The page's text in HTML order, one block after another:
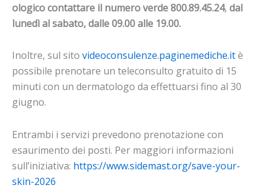
ologico contattare il numero verde 800.89.45.24, dal
lunedì al sabato, dalle 09.00 alle 19.00.
Inoltre, sul sito videoconsulenze.paginemediche.itè
possibile prenotare un teleconsulto gratuito di 15
minuti con un dermatologo da effettuarsi fino al 30
giugno.
Entrambi i servizi prevedono prenotazione con
esaurimento dei posti. Per maggiori informazioni
sull’iniziativa: https://www.sidemast.org/save-your-
skin-2026